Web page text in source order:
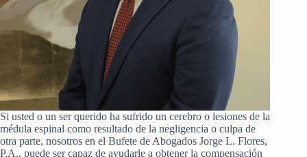
Si usted o un ser querido ha sufrido un cerebro o lesiones de la
médula espinal como resultado de la negligencia o culpa de
otra parte, nosotros en el Bufete de Abogados Jorge L. Flores,
P.A., puede ser capaz de ayudarle a obtener la compensación